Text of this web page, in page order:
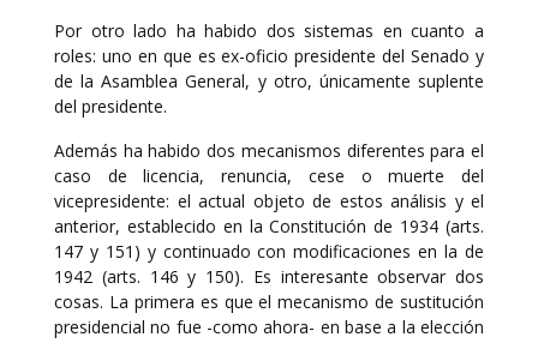
Por otro lado ha habido dos sistemas en cuanto a
roles: uno en que es ex-oficio presidente del Senado y
de la Asamblea General, y otro, únicamente suplente
del presidente.
Además ha habido dos mecanismos diferentes para el
caso de licencia, renuncia, cese o muerte del
vicepresidente: el actual objeto de estos análisis y el
anterior, establecido en la Constitución de 1934 (arts.
147 y 151) y continuado con modificaciones en la de
1942 (arts. 146 y 150). Es interesante observar dos
cosas. La primera es que el mecanismo de sustitución
presidencial no fue -como ahora- en base a la elección